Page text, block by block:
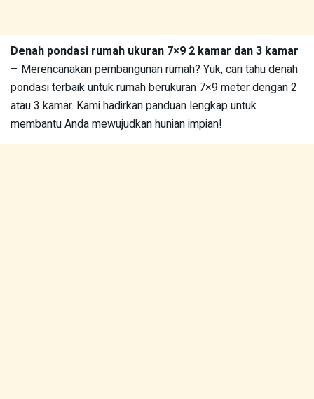
Denah pondasi rumah ukuran 7×9 2 kamar dan 3 kamar
– Merencanakan pembangunan rumah? Yuk, cari tahu denah
pondasi terbaik untuk rumah berukuran 7×9 meter dengan 2
atau 3 kamar. Kami hadirkan panduan lengkap untuk
membantu Anda mewujudkan hunian impian!